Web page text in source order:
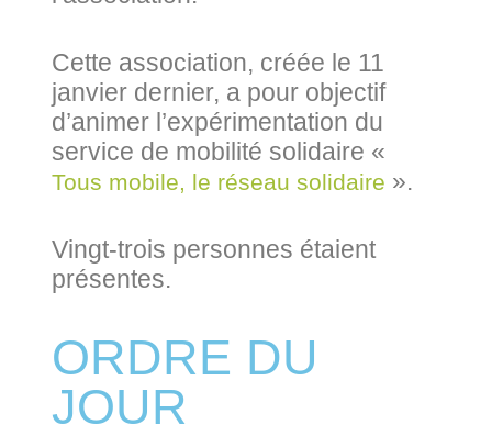
Cette association, créée le 11
janvier dernier, a pour objectif
d’animer l’expérimentation du
service de mobilité solidaire «
Tous mobile, le réseau solidaire ».
Vingt-trois personnes étaient
présentes.
ORDRE DU
JOUR